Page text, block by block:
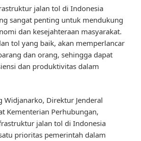
jalan tol di Indonesia
sangat penting untuk mendukung
dan kesejahteraan masyarakat.
tol yang baik, akan memperlancar
dan orang, sehingga dapat
dan produktivitas dalam
Widjanarko, Direktur Jenderal
Kementerian Perhubungan,
jalan tol di Indonesia
prioritas pemerintah dalam